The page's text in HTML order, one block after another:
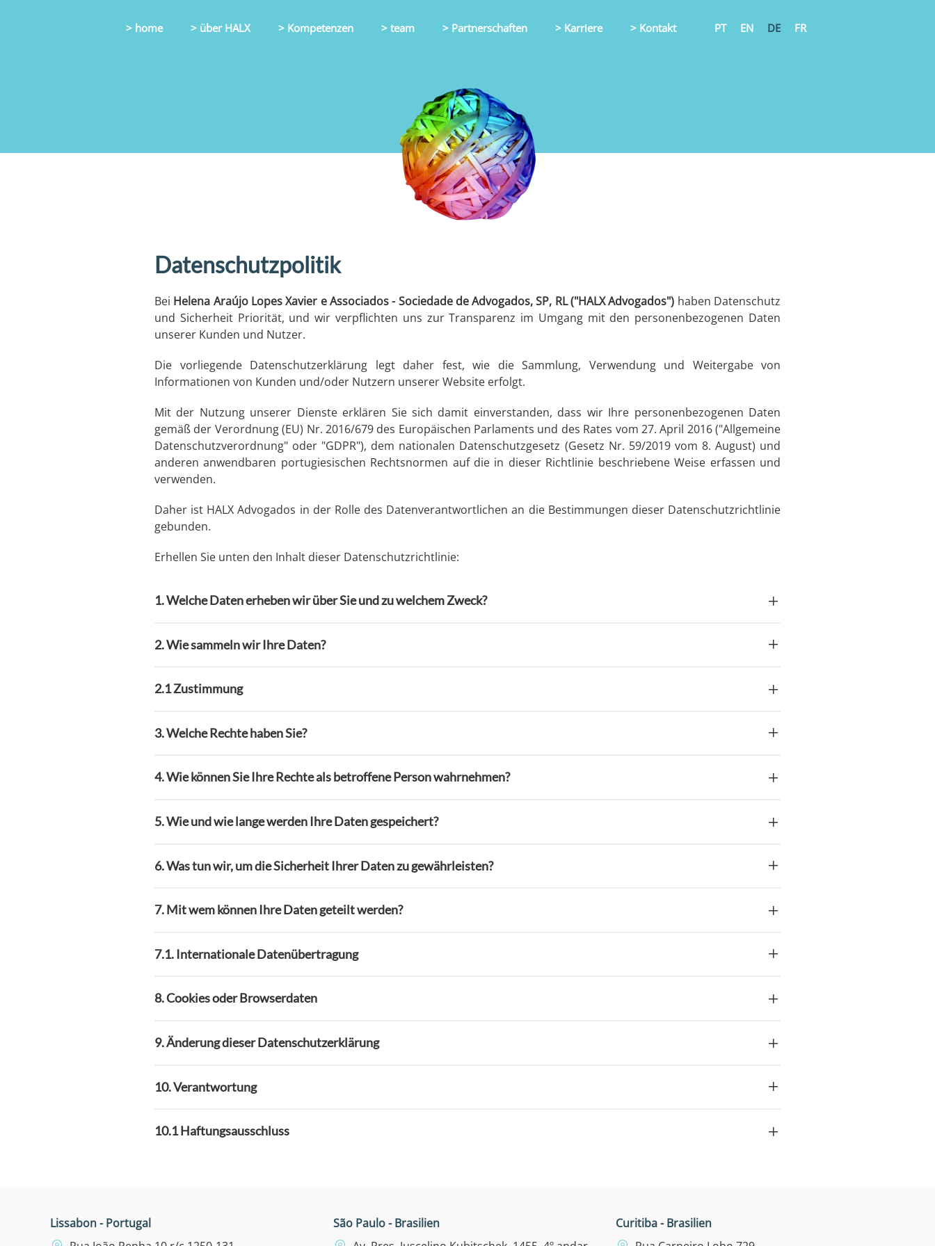
> home > über HALX > Kompetenzen > team > Partnerschaften > Karriere > Kontakt PT EN DE FR
Datenschutzpolitik
Bei Helena Araújo Lopes Xavier e Associados - Sociedade de Advogados, SP, RL ("HALX Advogados") haben Datenschutz
und Sicherheit Priorität, und wir verpflichten uns zur Transparenz im Umgang mit den personenbezogenen Daten
unserer Kunden und Nutzer.
Die vorliegende Datenschutzerklärung legt daher fest, wie die Sammlung, Verwendung und Weitergabe von
Informationen von Kunden und/oder Nutzern unserer Website erfolgt.
Mit der Nutzung unserer Dienste erklären Sie sich damit einverstanden, dass wir Ihre personenbezogenen Daten
gemäß der Verordnung (EU) Nr. 2016/679 des Europäischen Parlaments und des Rates vom 27. April 2016 ("Allgemeine
Datenschutzverordnung" oder "GDPR"), dem nationalen Datenschutzgesetz (Gesetz Nr. 59/2019 vom 8. August) und
anderen anwendbaren portugiesischen Rechtsnormen auf die in dieser Richtlinie beschriebene Weise erfassen und
verwenden.
Daher ist HALX Advogados in der Rolle des Datenverantwortlichen an die Bestimmungen dieser Datenschutzrichtlinie
gebunden.
Erhellen Sie unten den Inhalt dieser Datenschutzrichtlinie:
1. Welche Daten erheben wir über Sie und zu welchem Zweck?
2. Wie sammeln wir Ihre Daten?
2.1 Zustimmung
3. Welche Rechte haben Sie?
4. Wie können Sie Ihre Rechte als betroffene Person wahrnehmen?
5. Wie und wie lange werden Ihre Daten gespeichert?
6. Was tun wir, um die Sicherheit Ihrer Daten zu gewährleisten?
7. Mit wem können Ihre Daten geteilt werden?
7.1. Internationale Datenübertragung
8. Cookies oder Browserdaten
9. Änderung dieser Datenschutzerklärung
10. Verantwortung
10.1 Haftungsausschluss
Lissabon - Portugal
São Paulo - Brasilien
Curitiba - Brasilien